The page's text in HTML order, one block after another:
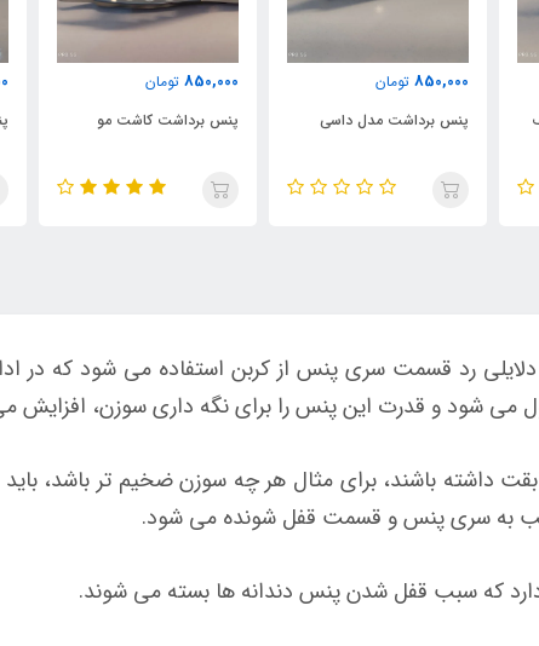
850,000 تومان
پنس برداشت مدل داسی
850,000 تومان
پنس برداشت کاشت مو
رد قسمت سری پنس از کربن استفاده می شود که در
می شود و قدرت این پنس را برای نگه داری سوزن، افزایش
داشته باشند، برای مثال هر چه سوزن ضخیم تر باشد،
به سری پنس و قسمت قفل شونده می شود.
که سبب قفل شدن پنس دندانه ها بسته می شوند.